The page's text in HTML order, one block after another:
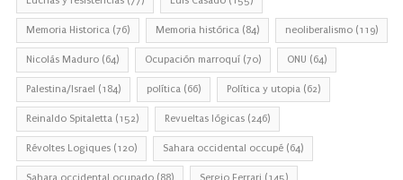
Memoria Historica (76) Memoria histórica (84) neoliberalismo (119)
Nicolás Maduro (64) Ocupación marroquí (70) ONU (64)
Palestina/Israel (184) política (66) Política y utopia (62)
Reinaldo Spitaletta (152) Revueltas lógicas (246)
Révoltes Logiques (120) Sahara occidental occupé (64)